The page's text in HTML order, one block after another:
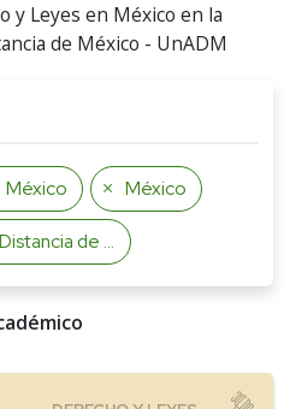
y Leyes en México en la
de México - UnADM
México México
de México